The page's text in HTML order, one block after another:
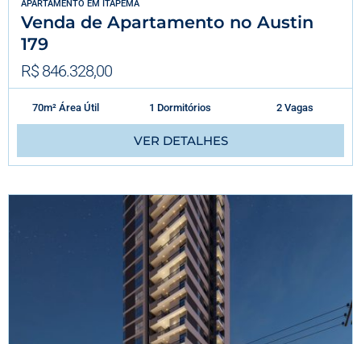
APARTAMENTO EM ITAPEMA
Venda de Apartamento no Austin
179
R$ 846.328,00
70m² Área Útil 1 Dormitórios 2 Vagas
VER DETALHES